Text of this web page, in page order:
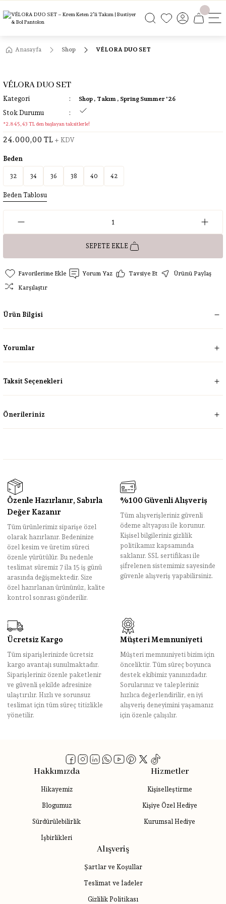
ÜCRETSİZ KARGO
Anasayfa Shop VÉLORA DUO SET
VÉLORA DUO SET
Kategori Shop , Takım , Spring Summer '26
Stok Durumu
*2.845,43 TL den başlayan taksitlerle!
24.000,00 TL + KDV
Beden
32 34 36 38 40 42
Beden Tablosu
SEPETE EKLE
Yorum Yaz Tavsiye Et
Ürünü Paylaş
Karşılaştır
Ürün Bilgisi
Yorumlar
Taksit Seçenekleri
Önerileriniz
Özenle Hazırlanır, Sabırla
Değer Kazanır
Tüm ürünlerimiz siparişe özel
olarak hazırlanır. Bedeninize
özel kesim ve üretim süreci
özenle yürütülür. Bu nedenle
teslimat süremiz 7 ila 15 iş günü
arasında değişmektedir. Size
özel hazırlanan ürününüz, kalite
kontrol sonrası gönderilir.
%100 Güvenli Alışveriş
Tüm alışverişleriniz güvenli
ödeme altyapısı ile korunur.
Kişisel bilgileriniz gizlilik
politikamız kapsamında
saklanır. SSL sertifikası ile
şifrelenen sistemimiz sayesinde
güvenle alışveriş yapabilirsiniz.
Ücretsiz Kargo
Tüm siparişlerinizde ücretsiz
kargo avantajı sunulmaktadır.
Siparişleriniz özenle paketlenir
ve güvenli şekilde adresinize
ulaştırılır. Hızlı ve sorunsuz
teslimat için tüm süreç titizlikle
yönetilir.
Müşteri Memnuniyeti
Müşteri memnuniyeti bizim için
önceliktir. Tüm süreç boyunca
destek ekibimiz yanınızdadır.
Sorularınız ve talepleriniz
hızlıca değerlendirilir, en iyi
alışveriş deneyimini yaşamanız
için özenle çalışılır.
Hakkımızda
Hikayemiz
Blogumuz
Sürdürülebilirlik
İşbirlikleri
Hizmetler
Kişiselleştirme
Kişiye Özel Hediye
Kurumsal Hediye
Alışveriş
Şartlar ve Koşullar
Teslimat ve İadeler
Gizlilik Politikası